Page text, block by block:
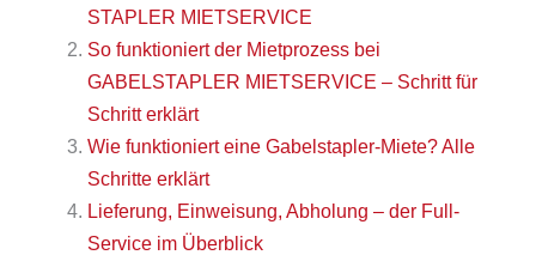
STAPLER MIETSERVICE
So funktioniert der Mietprozess bei
GABELSTAPLER MIETSERVICE – Schritt für
Schritt erklärt
Wie funktioniert eine Gabelstapler-Miete? Alle
Schritte erklärt
Lieferung, Einweisung, Abholung – der Full-
Service im Überblick